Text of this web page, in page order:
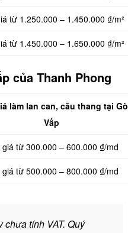
từ 1.250.000 – 1.450.000 ₫/m²
từ 1.450.000 – 1.650.000 ₫/m²
của Thanh Phong
làmlan can, cầu thang tại Gò
Vấp
từ300.000 – 600.000 ₫/md
từ500.000 – 800.000 ₫/md
tính VAT. Quý